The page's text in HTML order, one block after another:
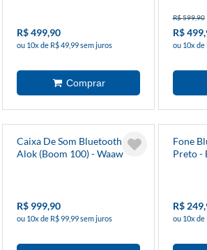
R$ 499,90
ou 10x de R$ 49,99 sem juros
R$ 599,90
R$
ou 10x de
Caixa De Som Bluetooth By
Alok (Boom 100) - Waaw
R$ 999,90
ou 10x de R$ 99,99 sem juros
Fone
Preto -
R$
ou 10x de